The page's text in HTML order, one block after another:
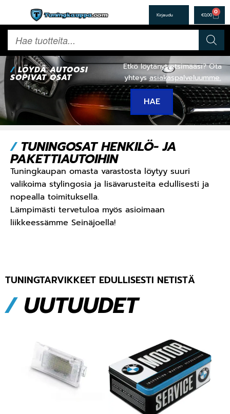
€0,00 0
/LÖYDÄ AUTOOSI
SOPIVAT OSAT
Etkö löytänyt etsimääsi? Ota
yhteysasiakaspalveluumme.
HAE
/TUNINGOSAT HENKILÖ- JA
PAKETTIAUTOIHIN
Tuningkaupan omasta varastosta löytyy suuri
valikoima stylingosia ja lisävarusteita edullisesti ja
nopealla toimituksella.
Lämpimästi tervetuloa myös asioimaan
liikkeessämme Seinäjoella!
TUNINGTARVIKKEET EDULLISESTI NETISTÄ
/UUTUUDET